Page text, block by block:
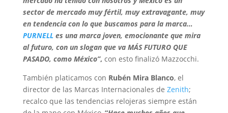
sector de mercado muy fértil, muy extravagante, muy
en tendencia con lo que buscamos para la marca…
PURNELLes una marca joven, emocionante que mira
al futuro, con un slogan que va MÁS FUTURO QUE
PASADO, como México”, con esto finalizó Mazzocchi.
También platicamos con Rubén Mira Blanco, el
director de las Marcas Internacionales de Zenith;
recalco que las tendencias relojeras siempre están